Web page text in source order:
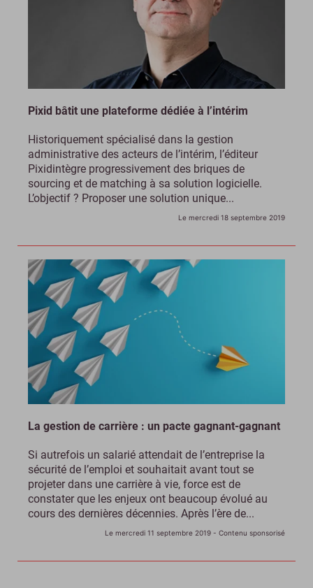
Pixid bâtit une plateforme dédiée à l’intérim
Historiquement spécialisé dans la gestion
administrative des acteurs de l’intérim, l’éditeur
Pixidintègre progressivement des briques de
sourcing et de matching à sa solution logicielle.
L’objectif ? Proposer une solution unique...
Le mercredi 18 septembre 2019
La gestion de carrière : un pacte gagnant-gagnant
Si autrefois un salarié attendait de l’entreprise la
sécurité de l’emploi et souhaitait avant tout se
projeter dans une carrière à vie, force est de
constater que les enjeux ont beaucoup évolué au
cours des dernières décennies. Après l’ère de...
Le mercredi 11 septembre 2019 - Contenu sponsorisé